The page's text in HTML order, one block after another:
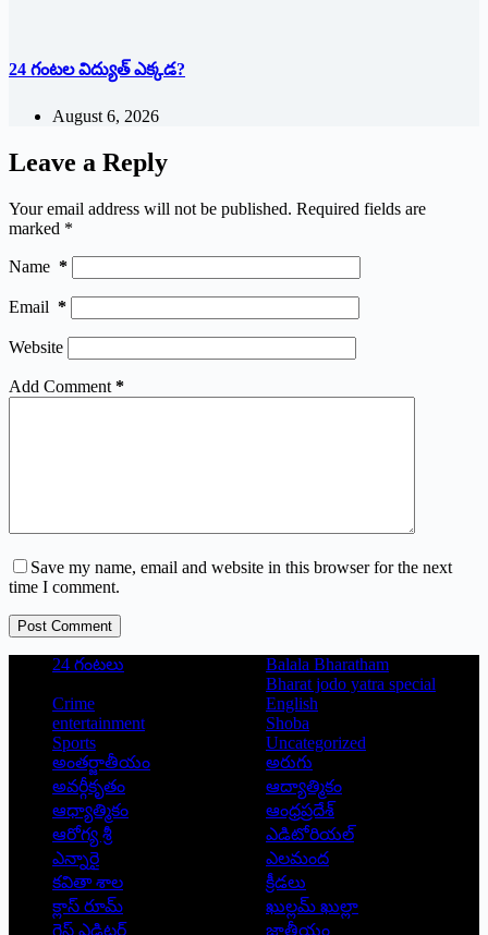
24 గంటల విద్యుత్ ఎక్కడ?
August 6, 2026
Leave a Reply
Your email address will not be published. Required fields are
marked *
Name *
Email *
Website
Add Comment *
Save my name, email and website in this browser for the next
time I comment.
Post Comment
24 గంటలు
Balala Bharatham
Bharat jodo yatra special
Crime
English
entertainment
Shoba
Sports
Uncategorized
అంతర్జాతీయం
అరుగు
అవర్గీకృతం
ఆద్యాత్మికం
ఆధ్యాత్మికం
ఆంధ్రప్రదేశ్
ఆరోగ్య శ్రీ
ఎడిటోరియల్
ఎన్నారై
ఎలమంద
కవితా శాల
క్రీడలు
క్లాస్ రూమ్
ఖుల్లమ్ ఖుల్లా
గెస్ట్ ఎడిటర్
జాతీయం